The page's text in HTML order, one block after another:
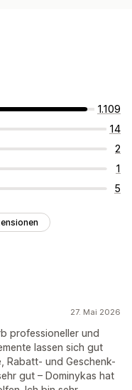
1.109
14
2
1
5
27. Mai 2026
professioneller und
lassen sich gut
Rabatt- und Geschenk-
gut – Dominykas hat